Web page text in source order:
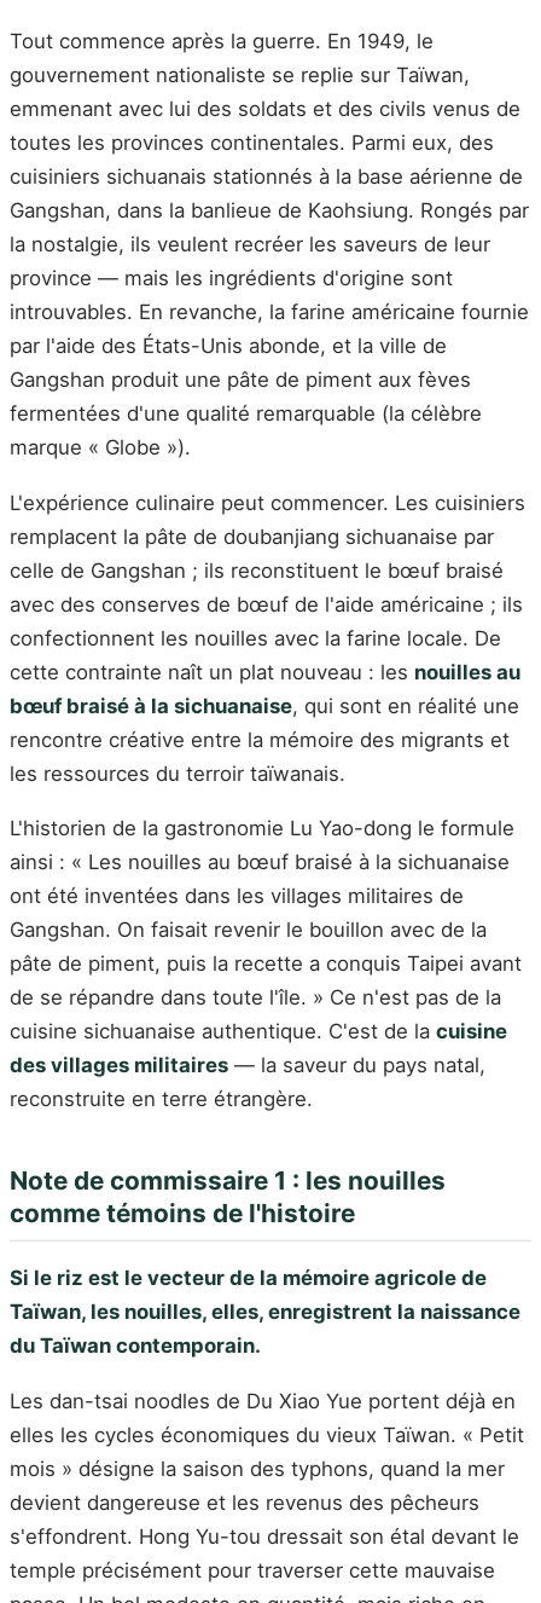
Tout commence après la guerre. En 1949, le
gouvernement nationaliste se replie sur Taïwan,
emmenant avec lui des soldats et des civils venus de
toutes les provinces continentales. Parmi eux, des
cuisiniers sichuanais stationnés à la base aérienne de
Gangshan, dans la banlieue de Kaohsiung. Rongés par
la nostalgie, ils veulent recréer les saveurs de leur
province — mais les ingrédients d'origine sont
introuvables. En revanche, la farine américaine fournie
par l'aide des États-Unis abonde, et la ville de
Gangshan produit une pâte de piment aux fèves
fermentées d'une qualité remarquable (la célèbre
marque « Globe »).
L'expérience culinaire peut commencer. Les cuisiniers
remplacent la pâte de doubanjiang sichuanaise par
celle de Gangshan ; ils reconstituent le bœuf braisé
avec des conserves de bœuf de l'aide américaine ; ils
confectionnent les nouilles avec la farine locale. De
cette contrainte naît un plat nouveau : les nouilles au
bœuf braisé à la sichuanaise, qui sont en réalité une
rencontre créative entre la mémoire des migrants et
les ressources du terroir taïwanais.
L'historien de la gastronomie Lu Yao-dong le formule
ainsi : « Les nouilles au bœuf braisé à la sichuanaise
ont été inventées dans les villages militaires de
Gangshan. On faisait revenir le bouillon avec de la
pâte de piment, puis la recette a conquis Taipei avant
de se répandre dans toute l'île. » Ce n'est pas de la
cuisine sichuanaise authentique. C'est de la cuisine
des villages militaires — la saveur du pays natal,
reconstruite en terre étrangère.
Note de commissaire 1 : les nouilles
comme témoins de l'histoire
Si le riz est le vecteur de la mémoire agricole de
Taïwan, les nouilles, elles, enregistrent la naissance
du Taïwan contemporain.
Les dan-tsai noodles de Du Xiao Yue portent déjà en
elles les cycles économiques du vieux Taïwan. « Petit
mois » désigne la saison des typhons, quand la mer
devient dangereuse et les revenus des pêcheurs
s'effondrent. Hong Yu-tou dressait son étal devant le
temple précisément pour traverser cette mauvaise